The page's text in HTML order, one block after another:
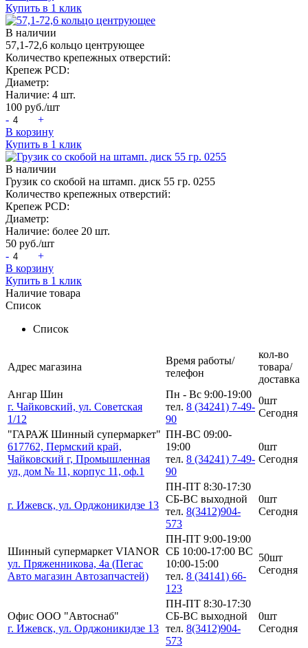
Купить в 1 клик
В наличии
57,1-72,6 кольцо центрующее
Количество крепежных отверстий:
Крепеж PCD:
Диаметр:
Наличие: 4 шт.
100 руб./шт
-
+
В корзину
Купить в 1 клик
В наличии
Грузик со скобой на штамп. диск 55 гр. 0255
Количество крепежных отверстий:
Крепеж PCD:
Диаметр:
Наличие: более 20 шт.
50 руб./шт
-
+
В корзину
Купить в 1 клик
Наличие товара
Список
Список
Адрес магазина
Время работы/
телефон
кол-во
товара/
доставка
Ангар Шин
г. Чайковский, ул. Советская
1/12
Пн - Вс 9:00-19:00
тел. 8 (34241) 7-49-
90
0шт
Сегодня
"ГАРАЖ Шинный супермаркет"
617762, Пермский край,
Чайковский г, Промышленная
ул, дом № 11, корпус 11, оф.1
ПН-ВС 09:00-
19:00
тел. 8 (34241) 7-49-
90
0шт
Сегодня
г. Ижевск, ул. Орджоникидзе 13
ПН-ПТ 8:30-17:30
СБ-ВС выходной
тел. 8(3412)904-
573
0шт
Сегодня
Шинный супермаркет VIANOR
ул. Пряженникова, 4а (Пегас
Авто магазин Автозапчастей)
ПН-ПТ 9:00-19:00
СБ 10:00-17:00 ВС
10:00-15:00
тел. 8 (34141) 66-
123
50шт
Сегодня
Офис ООО "Автоснаб"
г. Ижевск, ул. Орджоникидзе 13
ПН-ПТ 8:30-17:30
СБ-ВС выходной
тел. 8(3412)904-
573
0шт
Сегодня